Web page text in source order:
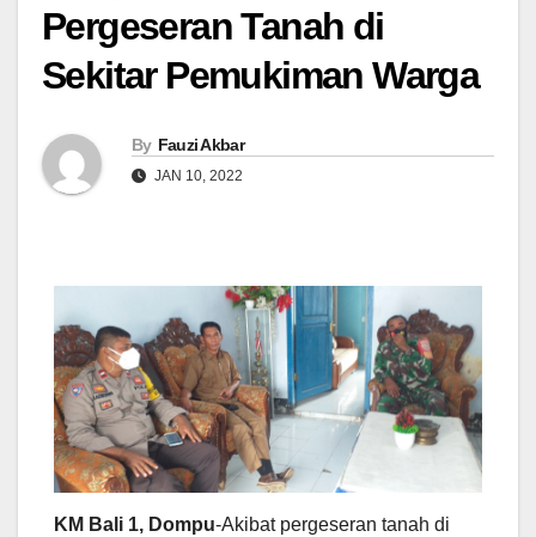
Pergeseran Tanah di
Sekitar Pemukiman Warga
By Fauzi Akbar
JAN 10, 2022
KM Bali 1, Dompu-Akibat pergeseran tanah di